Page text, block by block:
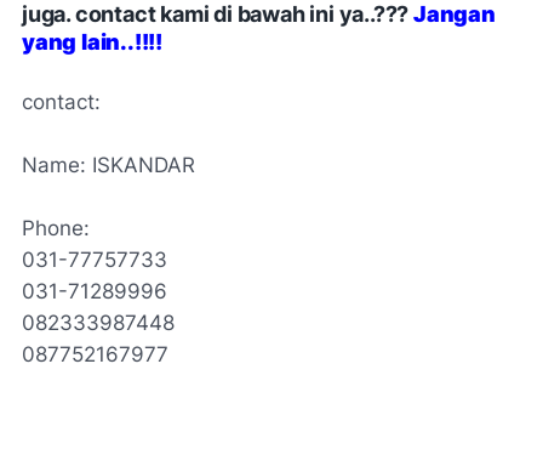
juga. contact kami di bawah ini ya..???Jangan
yang lain..!!!!
contact:
Name: ISKANDAR
Phone:
031-77757733
031-71289996
082333987448
087752167977